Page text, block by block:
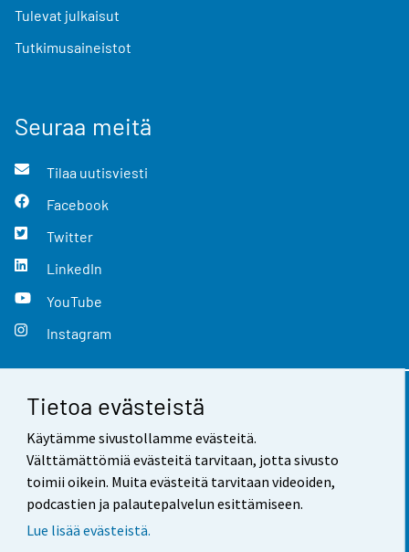
Tietoa evästeistä
Käytämme sivustollamme evästeitä.
Välttämättömiä evästeitä tarvitaan, jotta sivusto
toimii oikein. Muita evästeitä tarvitaan videoiden,
podcastien ja palautepalvelun esittämiseen.
Lue lisää evästeistä.
Tulevat julkaisut
Tutkimusaineistot
Seuraa meitä
Tilaa uutisviesti
Facebook
Twitter
LinkedIn
YouTube
Instagram
Yhteystiedot
Palaute
Käyttöehdot